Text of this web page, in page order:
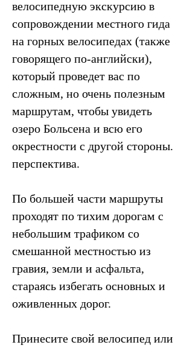
велосипедную экскурсию в
сопровождении местного гида
на горных велосипедах (также
говорящего по-английски),
который проведет вас по
сложным, но очень полезным
маршрутам, чтобы увидеть
озеро Больсена и всю его
окрестности с другой стороны.
перспектива.
По большей части маршруты
проходят по тихим дорогам с
небольшим трафиком со
смешанной местностью из
гравия, земли и асфальта,
стараясь избегать основных и
оживленных дорог.
Принесите свой велосипед или